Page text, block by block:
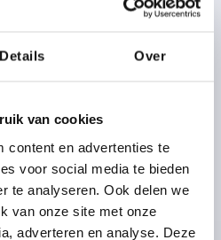
Details Over
van cookies
content en advertenties te
voor social media te bieden
te analyseren. Ook delen we
van onze site met onze
adverteren en analyse. Deze
BREEDTE=13